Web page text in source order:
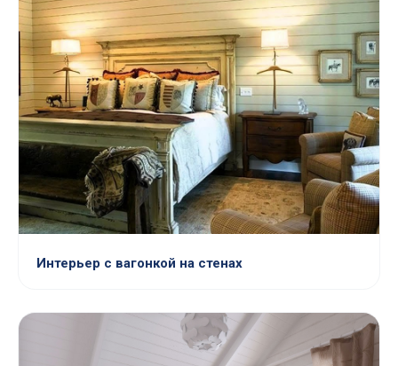
Интерьер с вагонкой на стенах